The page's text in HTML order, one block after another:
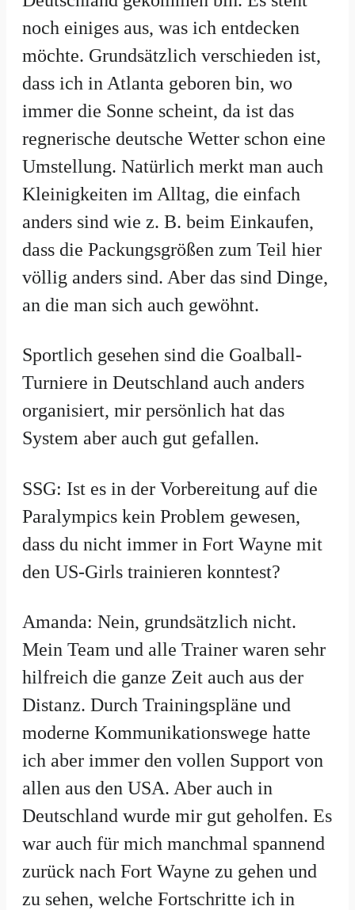
noch einiges aus, was ich entdecken
möchte. Grundsätzlich verschieden ist,
dass ich in Atlanta geboren bin, wo
immer die Sonne scheint, da ist das
regnerische deutsche Wetter schon eine
Umstellung. Natürlich merkt man auch
Kleinigkeiten im Alltag, die einfach
anders sind wie z. B. beim Einkaufen,
dass die Packungsgrößen zum Teil hier
völlig anders sind. Aber das sind Dinge,
an die man sich auch gewöhnt.
Sportlich gesehen sind die Goalball-
Turniere in Deutschland auch anders
organisiert, mir persönlich hat das
System aber auch gut gefallen.
SSG: Ist es in der Vorbereitung auf die
Paralympics kein Problem gewesen,
dass du nicht immer in Fort Wayne mit
den US-Girls trainieren konntest?
Amanda: Nein, grundsätzlich nicht.
Mein Team und alle Trainer waren sehr
hilfreich die ganze Zeit auch aus der
Distanz. Durch Trainingspläne und
moderne Kommunikationswege hatte
ich aber immer den vollen Support von
allen aus den USA. Aber auch in
Deutschland wurde mir gut geholfen. Es
war auch für mich manchmal spannend
zurück nach Fort Wayne zu gehen und
zu sehen, welche Fortschritte ich in